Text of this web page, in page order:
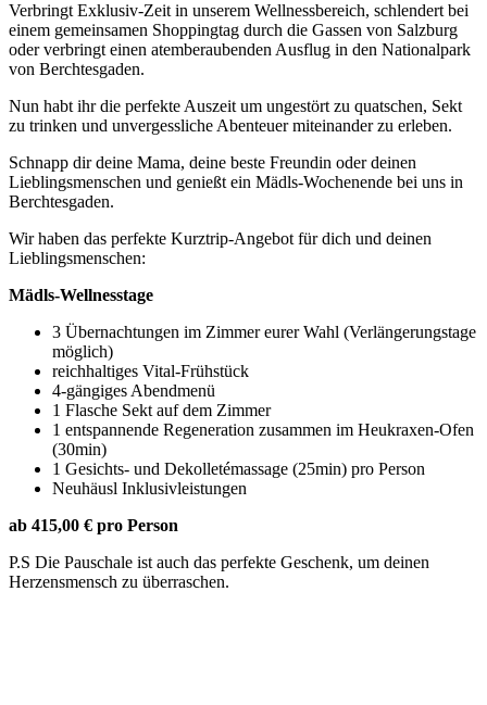
Verbringt Exklusiv-Zeit in unserem Wellnessbereich, schlendert bei
einem gemeinsamen Shoppingtag durch die Gassen von Salzburg
oder verbringt einen atemberaubenden Ausflug in den Nationalpark
von Berchtesgaden.
Nun habt ihr die perfekte Auszeit um ungestört zu quatschen, Sekt
zu trinken und unvergessliche Abenteuer miteinander zu erleben.
Schnapp dir deine Mama, deine beste Freundin oder deinen
Lieblingsmenschen und genießt ein Mädls-Wochenende bei uns in
Berchtesgaden.
Wir haben das perfekte Kurztrip-Angebot für dich und deinen
Lieblingsmenschen:
Mädls-Wellnesstage
3 Übernachtungen im Zimmer eurer Wahl (Verlängerungstage
möglich)
reichhaltiges Vital-Frühstück
4-gängiges Abendmenü
1 Flasche Sekt auf dem Zimmer
1 entspannende Regeneration zusammen im Heukraxen-Ofen
(30min)
1 Gesichts- und Dekolletémassage (25min) pro Person
Neuhäusl Inklusivleistungen
ab 415,00 € pro Person
P.S Die Pauschale ist auch das perfekte Geschenk, um deinen
Herzensmensch zu überraschen.